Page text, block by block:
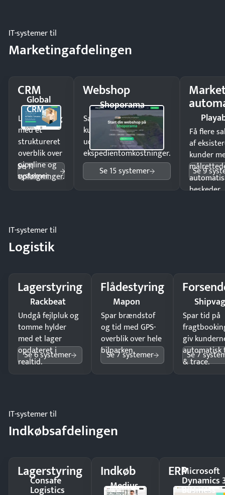
IT-systemer til
Marketingafdelingen
CRM
Global
CRM
Luk flere salg
med et
struktureret
overblik over
pipeline og
opfølgninger.
Se 11
systemer
Webshop
Shoporama
Sælg produkter 24/7 til
kunder i hele landet
uden
ekspedientomkostninger.
Se 15 systemer
Få flere
af
kunder
beskeder.
Se 9
IT-systemer til
Logistik
Lagerstyring
Rackbeat
Undgå fejlpluk og
tomme hylder
med et lager
opdateret i
realtid.
Se 6 systemer
Flådestyring
Mapon
Spar brændstof
og tid med GPS-
overblik over hele
bilparken.
Se 7 systemer
Spar tid på
giv
automatisk
& trace.
Se 7
IT-systemer til
Indkøbsafdelingen
Lagerstyring
Consafe
Logistics
Indkøb
Medius
ERPMicrosoft
Dynamics
Business